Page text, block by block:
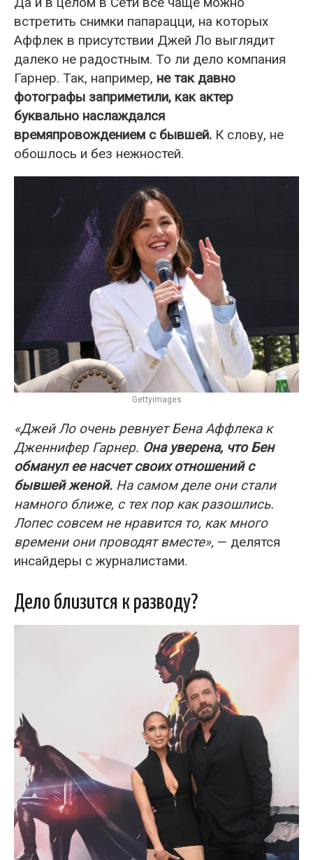
встретить снимки папарацци, на которых
Аффлек в присутствии Джей Ло выглядит
далеко не радостным. То ли дело компания
Гарнер. Так, например, не так давно
фотографы заприметили, как актер
буквально наслаждался
времяпровождением с бывшей. К слову, не
обошлось и без нежностей.
Gettyimages
«Джей Ло очень ревнует Бена Аффлека к
Дженнифер Гарнер. Она уверена, что Бен
обманул ее насчет своих отношений с
бывшей женой. На самом деле они стали
намного ближе, с тех пор как разошлись.
Лопес совсем не нравится то, как много
времени они проводят вместе», — делятся
инсайдеры с журналистами.
Дело близится к разводу?